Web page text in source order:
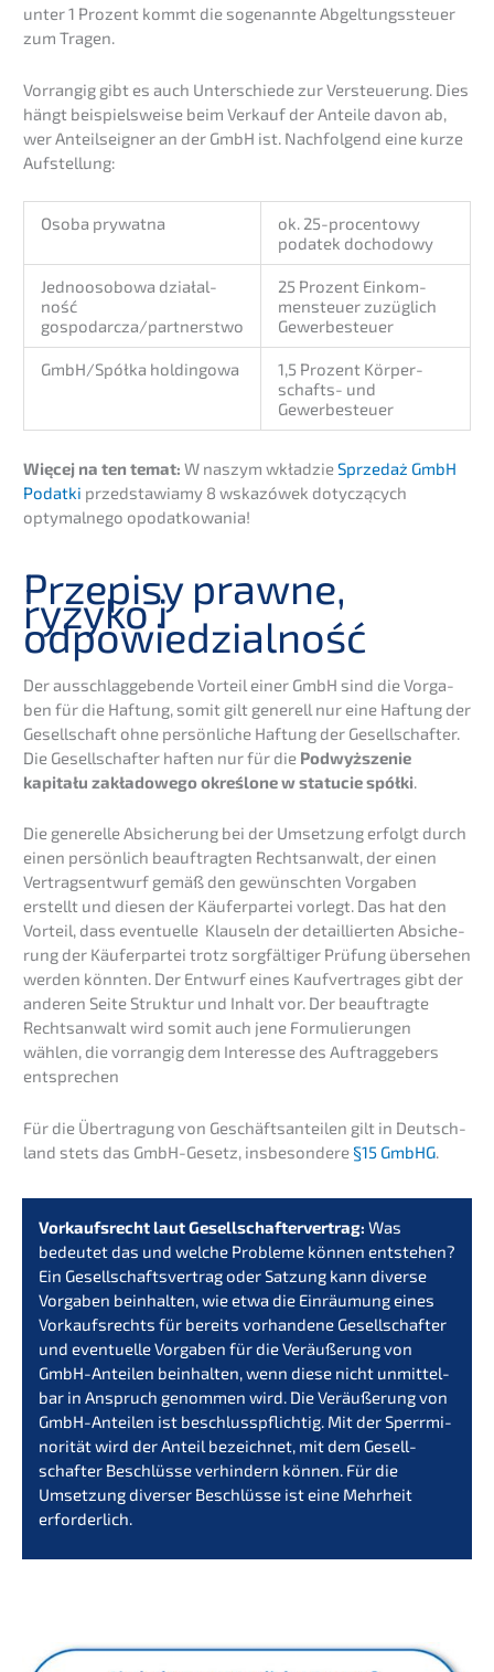
unter 1 Prozent kommt die sogenann­te Abgel­tungs­steu­er
zum Tragen.
Vorran­gig gibt es auch Unter­schie­de zur Versteue­rung. Dies
hängt beispiels­wei­se beim Verkauf der Antei­le davon ab,
wer Anteils­eig­ner an der GmbH ist. Nachfol­gend eine kurze
Aufstellung:
Osoba prywat­na
ok. 25-procen­to­wy
podatek dochodowy
Jedno­o­s­o­bo­wa działal­
ność
gospodarcza/partnerstwo
25 Prozent Einkom­
men­steu­er zuzüg­lich
Gewerbesteuer
GmbH/Spółka holdin­go­wa
1,5 Prozent Körper­
schafts- und
Gewerbesteuer
Więcej na ten temat: W naszym wkład­zieSprze­daż GmbH
Podat­ki przedsta­wia­my 8 wskazó­wek dotyc­zą­cych
optymal­n­ego opodatkowania!
Przepi­sy prawne,
ryzyko i
odpowiedzialność
Der ausschlag­ge­ben­de Vorteil einer GmbH sind die Vorga­
ben für die Haftung, somit gilt generell nur eine Haftung der
Gesell­schaft ohne persön­li­che Haftung der Gesell­schaf­ter.
Die Gesell­schaf­ter haften nur für die Podwyższe­nie
kapitału zakła­do­wego okreś­lo­ne w statu­cie spółki.
Die generel­le Absiche­rung bei der Umset­zung erfolgt durch
einen persön­lich beauf­trag­ten Rechts­an­walt, der einen
Vertrags­ent­wurf gemäß den gewünsch­ten Vorga­ben
erstellt und diesen der Käufer­par­tei vorlegt. Das hat den
Vorteil, dass eventu­el­le Klauseln der detail­lier­ten Absiche­
rung der Käufer­par­tei trotz sorgfäl­ti­ger Prüfung überse­hen
werden könnten. Der Entwurf eines Kaufver­tra­ges gibt der
anderen Seite Struk­tur und Inhalt vor. Der beauf­trag­te
Rechts­an­walt wird somit auch jene Formu­lie­run­gen
wählen, die vorran­gig dem Inter­es­se des Auftrag­ge­bers
entsprechen
Für die Übertra­gung von Geschäfts­an­tei­len gilt in Deutsch­
land stets das GmbH-Gesetz, insbe­son­de­re §15 GmbHG.
Vorkaufs­recht laut Gesell­schaf­ter­ver­trag: Was
bedeu­tet das und welche Proble­me können entste­hen?
Ein Gesell­schafts­ver­trag oder Satzung kann diver­se
Vorga­ben beinhal­ten, wie etwa die Einräu­mung eines
Vorkaufs­rechts für bereits vorhan­de­ne Gesell­schaf­ter
und eventu­el­le Vorga­ben für die Veräu­ße­rung von
GmbH-Antei­len beinhal­ten, wenn diese nicht unmit­tel­
bar in Anspruch genom­men wird. Die Veräu­ße­rung von
GmbH-Antei­len ist beschluss­pflich­tig. Mit der Sperr­mi­
no­ri­tät wird der Anteil bezeich­net, mit dem Gesell­
schaf­ter Beschlüs­se verhin­dern können. Für die
Umset­zung diver­ser Beschlüs­se ist eine Mehrheit
erforderlich.